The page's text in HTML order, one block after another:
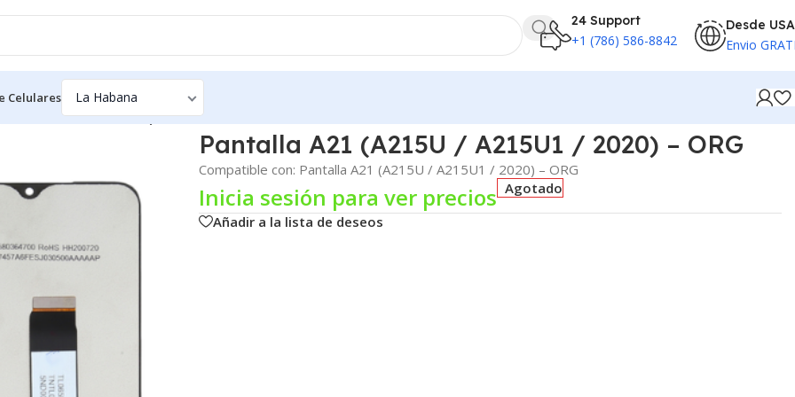
24 Support
+1 (786) 586-8842
Desde USA
Envio
Celulares
/ A215U1 / 2020) – ORG
Pantalla A21 (A215U / A215U1 / 2020) – ORG
Compatible con: Pantalla A21 (A215U / A215U1 / 2020) – ORG
Inicia sesión para ver precios Agotado
Añadir a la lista de deseos